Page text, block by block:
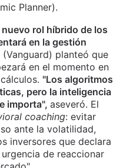
Planner).
nuevo rol híbrido de los
en la gestión
(Vanguard) planteó que
en el momento en
"Los algoritmos
pero la inteligencia
importa", aseveró. El
coaching: evitar
ante la volatilidad,
inversores que declara
de reaccionar